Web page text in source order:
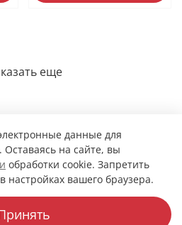
еще
данные для
на сайте, вы
обработки cookie. Запретить
настройках вашего браузера.